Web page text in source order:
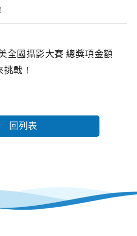
全國攝影大賽 總獎項金額
戰！
回列表